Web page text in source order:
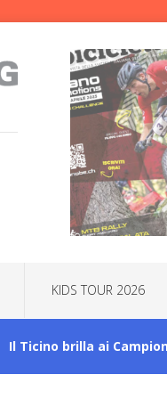
KIDS TOUR 2026
Il Ticino brilla ai